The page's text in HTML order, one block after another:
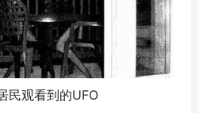
民观看到的UFO